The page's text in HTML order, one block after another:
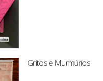
Gritos e Murmúrios